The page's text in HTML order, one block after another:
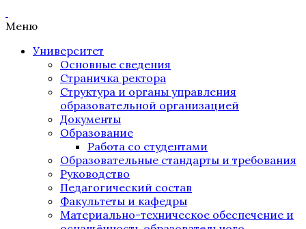
Меню
Университет
Основные сведения
Страничка ректора
Структура и органы управления
образовательной организацией
Документы
Образование
Работа со студентами
Образовательные стандарты и требования
Руководство
Педагогический состав
Факультеты и кафедры
Материально-техническое обеспечение и